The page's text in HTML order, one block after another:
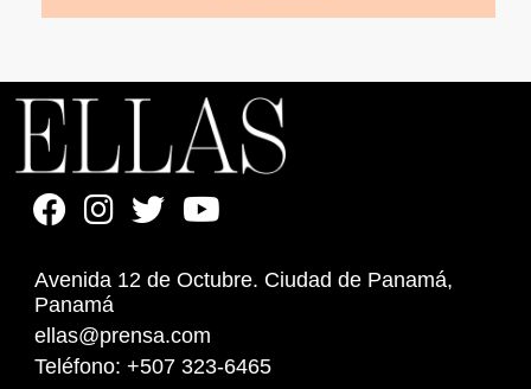
Avenida 12 de Octubre. Ciudad de Panamá,
Panamá
ellas@prensa.com
Teléfono: +507 323-6465